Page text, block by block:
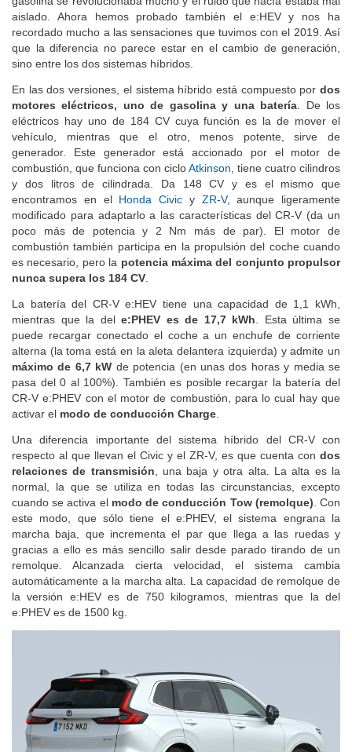
aislado. Ahora hemos probado también el e:HEV y nos ha
recordado mucho a las sensaciones que tuvimos con el 2019. Así
que la diferencia no parece estar en el cambio de generación,
sino entre los dos sistemas híbridos.
En las dos versiones, el sistema híbrido está compuesto por dos
motores eléctricos, uno de gasolina y una batería. De los
eléctricos hay uno de 184 CV cuya función es la de mover el
vehículo, mientras que el otro, menos potente, sirve de
generador. Este generador está accionado por el motor de
combustión, que funciona con cicloAtkinson, tiene cuatro cilindros
y dos litros de cilindrada. Da 148 CV y es el mismo que
encontramos en el Honda Civic y ZR-V, aunque ligeramente
modificado para adaptarlo a las características del CR-V (da un
poco más de potencia y 2 Nm más de par). El motor de
combustión también participa en la propulsión del coche cuando
es necesario, pero la potencia máxima del conjunto propulsor
nunca supera los 184 CV.
La batería del CR-V e:HEV tiene una capacidad de 1,1 kWh,
mientras que la dele:PHEV es de 17,7 kWh. Esta última se
puede recargar conectado el coche a un enchufe de corriente
alterna (la toma está en la aleta delantera izquierda) y admite un
máximo de 6,7 kW de potencia (en unas dos horas y media se
pasa del 0 al 100%). También es posible recargar la batería del
CR-V e:PHEV con el motor de combustión, para lo cual hay que
activar el modo de conducción Charge.
Una diferencia importante del sistema híbrido del CR-V con
respecto al que llevan el Civic y el ZR-V, es que cuenta con dos
relaciones de transmisión, una baja y otra alta. La alta es la
normal, la que se utiliza en todas las circunstancias, excepto
cuando se activa el modo de conducción Tow (remolque). Con
este modo, que sólo tiene el e:PHEV, el sistema engrana la
marcha baja, que incrementa el par que llega a las ruedas y
gracias a ello es más sencillo salir desde parado tirando de un
remolque. Alcanzada cierta velocidad, el sistema cambia
automáticamente a la marcha alta. La capacidad de remolque de
la versión e:HEV es de 750 kilogramos, mientras que la del
e:PHEV es de 1500 kg.